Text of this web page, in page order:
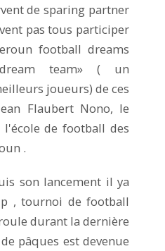
de sparing partner
pas tous participer
football dreams
team» ( un
joueurs) de ces
Flaubert Nono, le
de football des
.
son lancement il ya
, tournoi de football
durant la dernière
pâques est devenue